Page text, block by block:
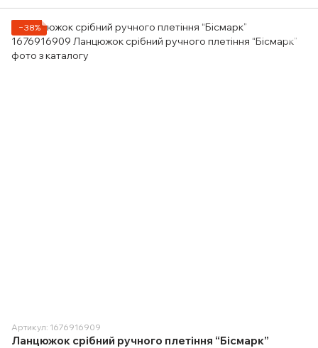
−38%
Артикул: 1676916909
Ланцюжок срібний ручного плетіння “Бісмарк”